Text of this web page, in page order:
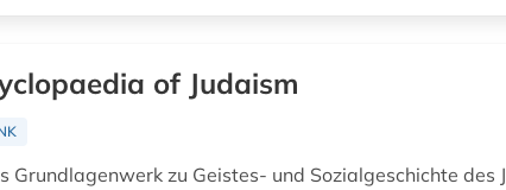
of Judaism
Grundlagenwerk zu Geistes- und Sozialgeschichte des